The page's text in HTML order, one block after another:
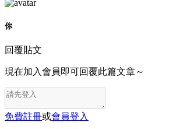
你
回覆貼文
現在加入會員即可回覆此篇文章～
免費註冊或會員登入